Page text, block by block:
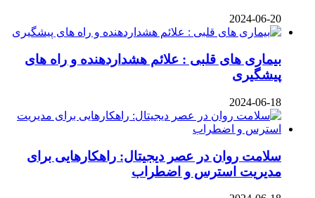
2024-06-20
بیماری‌ های قلبی : علائم هشداردهنده و راه‌ های
پیشگیری
2024-06-18
سلامت روان در عصر دیجیتال: راهکارهایی برای
مدیریت استرس و اضطراب